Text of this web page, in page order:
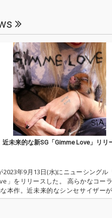
近未来的な新SG「Gimme Love」リリ
2023年9月13日(水)にニューシングル
」をリリースした。 高らかなコー
本作。近未来的なシンセサイザー
になっている。 本楽曲は、2024年